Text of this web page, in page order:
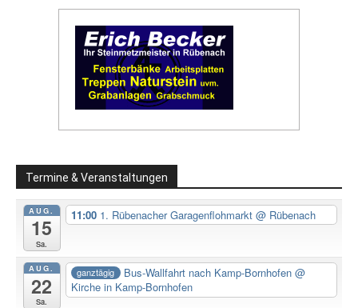
Termine & Veranstaltungen
AUG.
15
Sa.
11:00 1. Rübenacher Garagenflohmarkt @ Rübenach
AUG.
22
Sa.
ganztägig Bus-Wallfahrt nach Kamp-Bornhofen@
Kirche in Kamp-Bornhofen